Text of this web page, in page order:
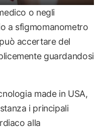
o negli
a sfigmomanometro
accertare del
guardandosi
made in USA,
i principali
alla